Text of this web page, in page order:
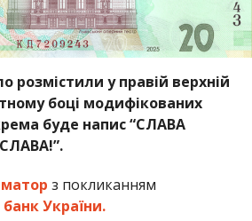
розмістили у правій верхній
боці модифікованих
буде напис “СЛАВА
з покликанням
України.